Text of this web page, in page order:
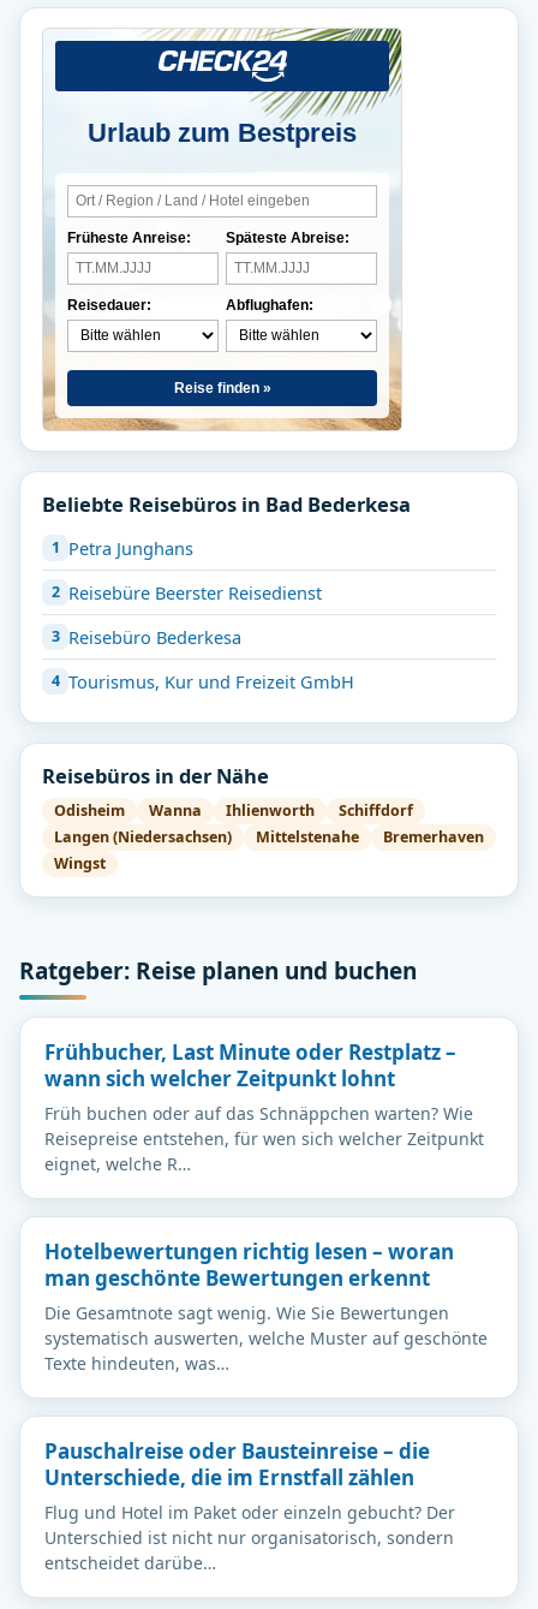
Urlaub zum Bestpreis
Früheste Anreise:
Reisedauer:
Späteste Abreise:
Abflughafen:
Reise finden »
Beliebte Reisebüros in Bad Bederkesa
Petra Junghans
Reisebüre Beerster Reisedienst
Reisebüro Bederkesa
Tourismus, Kur und Freizeit GmbH
Reisebüros in der Nähe
Odisheim Wanna Ihlienworth
Schiffdorf
Langen (Niedersachsen)
Mittelstenahe
Bremerhaven
Wingst
Ratgeber: Reise planen und buchen
Frühbucher, Last Minute oder Restplatz –
wann sich welcher Zeitpunkt lohnt
Früh buchen oder auf das Schnäppchen warten? Wie
Reisepreise entstehen, für wen sich welcher Zeitpunkt
eignet, welche R…
Hotelbewertungen richtig lesen – woran
man geschönte Bewertungen erkennt
Die Gesamtnote sagt wenig. Wie Sie Bewertungen
systematisch auswerten, welche Muster auf geschönte
Texte hindeuten, was…
Pauschalreise oder Bausteinreise – die
Unterschiede, die im Ernstfall zählen
Flug und Hotel im Paket oder einzeln gebucht? Der
Unterschied ist nicht nur organisatorisch, sondern
entscheidet darübe…